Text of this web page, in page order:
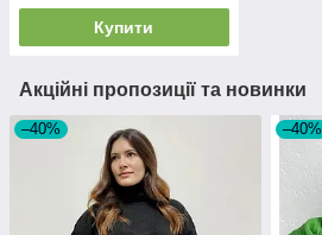
Купити
Акційні пропозиції та новинки
–40% –40%